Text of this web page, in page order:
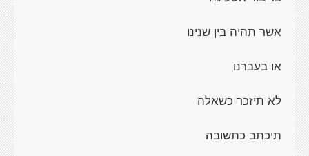
אשר תהיה בין שנינו
או בעברנו
לא תיזכר כשאלה
תיכתב כתשובה